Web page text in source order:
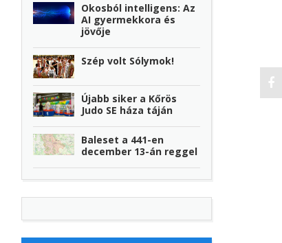
Okosból intelligens: Az
AI gyermekkora és
jövője
Szép volt Sólymok!
Újabb siker a Kőrös
Judo SE háza táján
Baleset a 441-en
december 13-án reggel